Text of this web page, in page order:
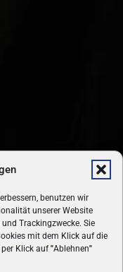
benutzen wir
unserer Website
Trackingzwecke. Sie
mit dem Klick auf die
Klick auf"Ablehnen"